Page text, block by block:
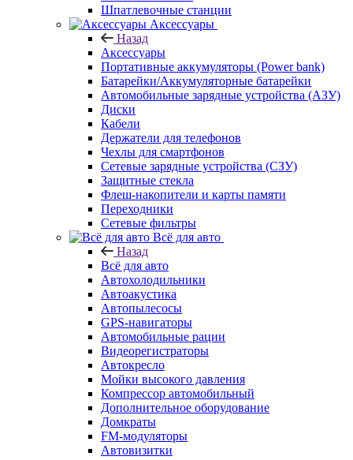
Шпатлевочные станции
Аксессуары
Назад
Аксессуары
Портативные аккумуляторы (Power bank)
Батарейки/Аккумуляторные батарейки
Автомобильные зарядные устройства (АЗУ)
Диски
Кабели
Держатели для телефонов
Чехлы для смартфонов
Сетевые зарядные устройства (СЗУ)
Защитные стекла
Флеш-накопители и карты памяти
Переходники
Сетевые фильтры
Всё для авто
Назад
Всё для авто
Автохолодильники
Автоакустика
Автопылесосы
GPS-навигаторы
Автомобильные рации
Видеорегистраторы
Автокресло
Мойки высокого давления
Компрессор автомобильный
Дополнительное оборудование
Домкраты
FM-модуляторы
Автовизитки